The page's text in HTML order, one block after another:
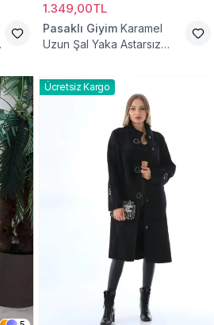
1.349,00TL
Pasaklı Giyim Karamel
Uzun Şal Yaka Astarsız
Ücretsiz Kargo